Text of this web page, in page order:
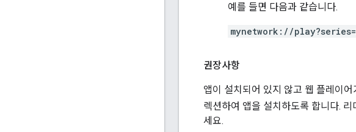
예를 들면 다음과 같습니다.
mynetwork://
권장사항
앱이 설치되어 있지 않고 웹 플레이
렉션하여 앱을 설치하도록 합니다. 리
세요.